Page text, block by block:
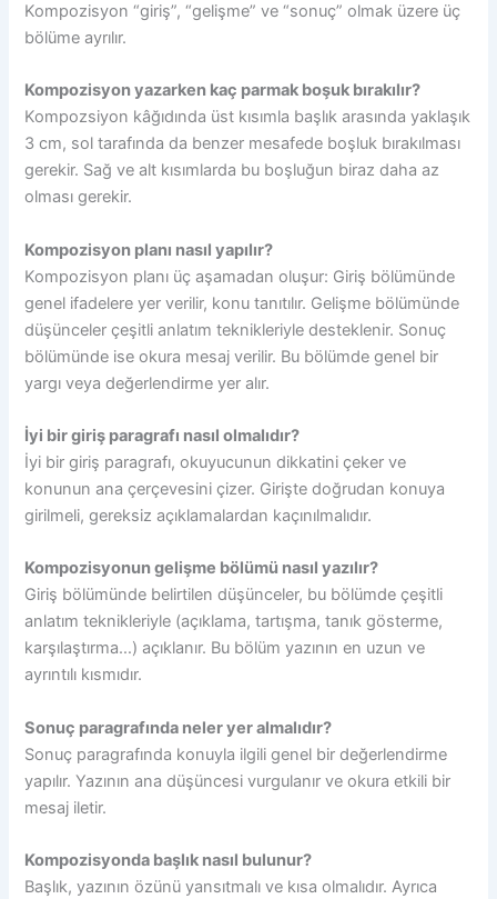
Kompozisyon “giriş”, “gelişme” ve “sonuç” olmak üzere üç
bölüme ayrılır.
Kompozisyon yazarken kaç parmak boşuk bırakılır?
Kompozsiyon kâğıdında üst kısımla başlık arasında yaklaşık
3 cm, sol tarafında da benzer mesafede boşluk bırakılması
gerekir. Sağ ve alt kısımlarda bu boşluğun biraz daha az
olması gerekir.
Kompozisyon planı nasıl yapılır?
Kompozisyon planı üç aşamadan oluşur: Giriş bölümünde
genel ifadelere yer verilir, konu tanıtılır. Gelişme bölümünde
düşünceler çeşitli anlatım teknikleriyle desteklenir. Sonuç
bölümünde ise okura mesaj verilir. Bu bölümde genel bir
yargı veya değerlendirme yer alır.
İyi bir giriş paragrafı nasıl olmalıdır?
İyi bir giriş paragrafı, okuyucunun dikkatini çeker ve
konunun ana çerçevesini çizer. Girişte doğrudan konuya
girilmeli, gereksiz açıklamalardan kaçınılmalıdır.
Kompozisyonun gelişme bölümü nasıl yazılır?
Giriş bölümünde belirtilen düşünceler, bu bölümde çeşitli
anlatım teknikleriyle (açıklama, tartışma, tanık gösterme,
karşılaştırma…) açıklanır. Bu bölüm yazının en uzun ve
ayrıntılı kısmıdır.
Sonuç paragrafında neler yer almalıdır?
Sonuç paragrafında konuyla ilgili genel bir değerlendirme
yapılır. Yazının ana düşüncesi vurgulanır ve okura etkili bir
mesaj iletir.
Kompozisyonda başlık nasıl bulunur?
Başlık, yazının özünü yansıtmalı ve kısa olmalıdır. Ayrıca